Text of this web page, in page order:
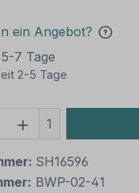
ein Angebot?
7 Tage
2-5 Tage
Anzahl: Gib
1
SH16596
BWP-02-41